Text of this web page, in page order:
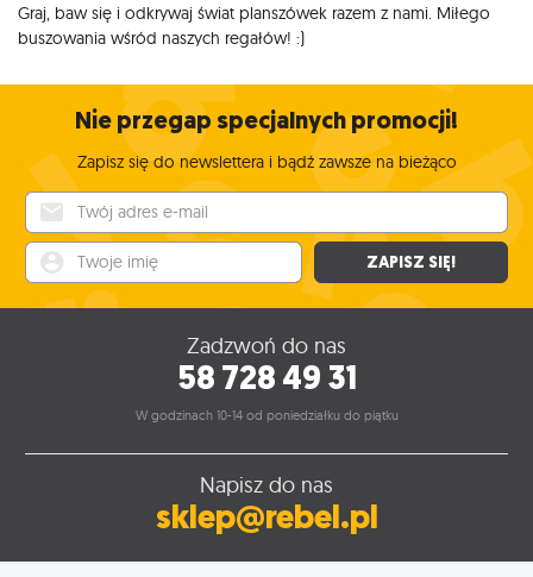
Graj, baw się i odkrywaj świat planszówek razem z nami. Miłego
buszowania wśród naszych regałów! :)
Nie przegap specjalnych promocji!
Zapisz się do newslettera i bądź zawsze na bieżąco
ZAPISZ SIĘ!
Zadzwoń do nas
58 728 49 31
W godzinach 10-14 od poniedziałku do piątku
Napisz do nas
sklep@rebel.pl